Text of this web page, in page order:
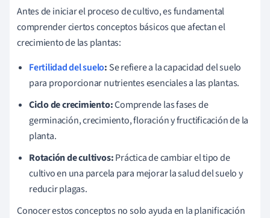
Antes de iniciar el proceso de cultivo, es fundamental
comprender ciertos conceptos básicos que afectan el
crecimiento de las plantas:
Fertilidad del suelo: Se refiere a la capacidad del suelo
para proporcionar nutrientes esenciales a las plantas.
Ciclo de crecimiento:Comprende las fases de
germinación, crecimiento, floración y fructificación de la
planta.
Rotación de cultivos:Práctica de cambiar el tipo de
cultivo en una parcela para mejorar la salud del suelo y
reducir plagas.
Conocer estos conceptos no solo ayuda en la planificación